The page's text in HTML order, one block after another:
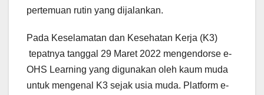
pertemuan rutin yang dijalankan.
Pada Keselamatan dan Kesehatan Kerja (K3)
tepatnya tanggal 29 Maret 2022 mengendorse e-
OHS Learning yang digunakan oleh kaum muda
untuk mengenal K3 sejak usia muda. Platform e-